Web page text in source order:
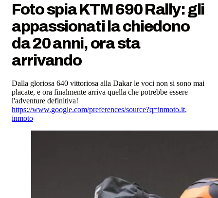
Foto spia KTM 690 Rally: gli
appassionati la chiedono
da 20 anni, ora sta
arrivando
Dalla gloriosa 640 vittoriosa alla Dakar le voci non si sono mai
placate, e ora finalmente arriva quella che potrebbe essere
l'adventure definitiva!
https://www.google.com/preferences/source?q=inmoto.it,
inmoto